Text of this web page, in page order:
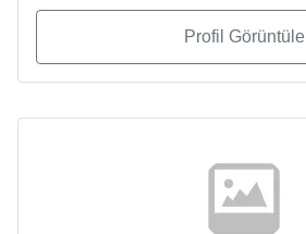
Profil Görüntüle